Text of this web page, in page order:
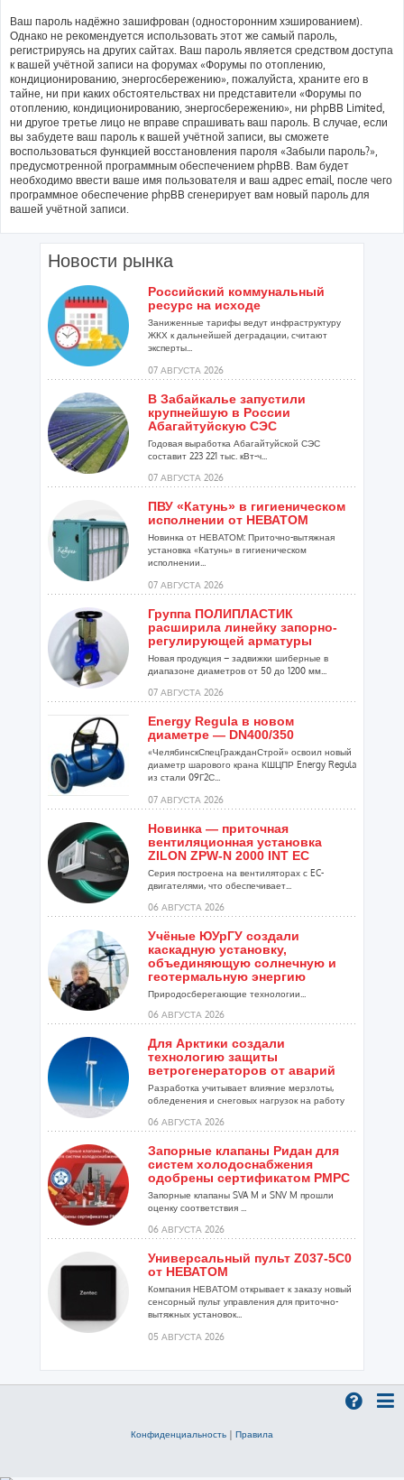
Ваш пароль надёжно зашифрован (односторонним хэшированием).
Однако не рекомендуется использовать этот же самый пароль,
регистрируясь на других сайтах. Ваш пароль является средством доступа
к вашей учётной записи на форумах «Форумы по отоплению,
кондиционированию, энергосбережению», пожалуйста, храните его в
тайне, ни при каких обстоятельствах ни представители «Форумы по
отоплению, кондиционированию, энергосбережению», ни phpBB Limited,
ни другое третье лицо не вправе спрашивать ваш пароль. В случае, если
вы забудете ваш пароль к вашей учётной записи, вы сможете
воспользоваться функцией восстановления пароля «Забыли пароль?»,
предусмотренной программным обеспечением phpBB. Вам будет
необходимо ввести ваше имя пользователя и ваш адрес email, после чего
программное обеспечение phpBB сгенерирует вам новый пароль для
вашей учётной записи.
Новости рынка
Российский коммунальный
ресурс на исходе
Заниженные тарифы ведут инфраструктуру
ЖКХ к дальнейшей деградации, считают
эксперты...
07 АВГУСТА 2026
В Забайкалье запустили
крупнейшую в России
Абагайтуйскую СЭС
Годовая выработка Абагайтуйской СЭС
составит 223 221 тыс. кВт-ч...
07 АВГУСТА 2026
ПВУ «Катунь» в гигиеническом
исполнении от НЕВАТОМ
Новинка от НЕВАТОМ: Приточно-вытяжная
установка «Катунь» в гигиеническом
исполнении...
07 АВГУСТА 2026
Группа ПОЛИПЛАСТИК
расширила линейку запорно-
регулирующей арматуры
Новая продукция – задвижки шиберные в
диапазоне диаметров от 50 до 1200 мм...
07 АВГУСТА 2026
Energy Regula в новом
диаметре — DN400/350
«ЧелябинскСпецГражданСтрой» освоил новый
диаметр шарового крана КШЦПР Energy Regula
из стали 09Г2С...
07 АВГУСТА 2026
Новинка — приточная
вентиляционная установка
ZILON ZPW-N 2000 INT EC
Серия построена на вентиляторах с EC-
двигателями, что обеспечивает...
06 АВГУСТА 2026
Учёные ЮУрГУ создали
каскадную установку,
объединяющую солнечную и
геотермальную энергию
Природосберегающие технологии...
06 АВГУСТА 2026
Для Арктики создали
технологию защиты
ветрогенераторов от аварий
Разработка учитывает влияние мерзлоты,
обледенения и снеговых нагрузок на работу
06 АВГУСТА 2026
Запорные клапаны Ридан для
систем холодоснабжения
одобрены сертификатом РМРС
Запорные клапаны SVA M и SNV M прошли
оценку соответствия ...
06 АВГУСТА 2026
Универсальный пульт Z037-5C0
от НЕВАТОМ
Компания НЕВАТОМ открывает к заказу новый
сенсорный пульт управления для приточно-
вытяжных установок...
05 АВГУСТА 2026
расширения ...
Конфиденциальность | Правила